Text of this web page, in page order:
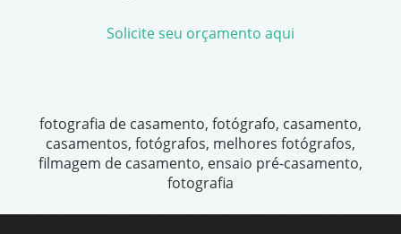
Solicite seu orçamento aqui
fotografia de casamento, fotógrafo, casamento,
casamentos, fotógrafos, melhores fotógrafos,
filmagem de casamento, ensaio pré-casamento,
fotografia